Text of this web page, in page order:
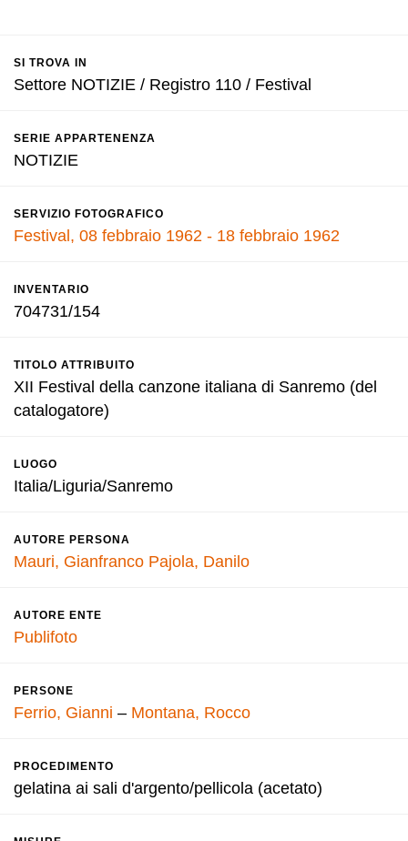
SI TROVA IN
Settore NOTIZIE / Registro 110 / Festival
SERIE APPARTENENZA
NOTIZIE
SERVIZIO FOTOGRAFICO
Festival, 08 febbraio 1962 - 18 febbraio 1962
INVENTARIO
704731/154
TITOLO ATTRIBUITO
XII Festival della canzone italiana di Sanremo (del
catalogatore)
LUOGO
Italia/Liguria/Sanremo
AUTORE PERSONA
Mauri, Gianfranco Pajola, Danilo
AUTORE ENTE
Publifoto
PERSONE
Ferrio, Gianni – Montana, Rocco
PROCEDIMENTO
gelatina ai sali d'argento/pellicola (acetato)